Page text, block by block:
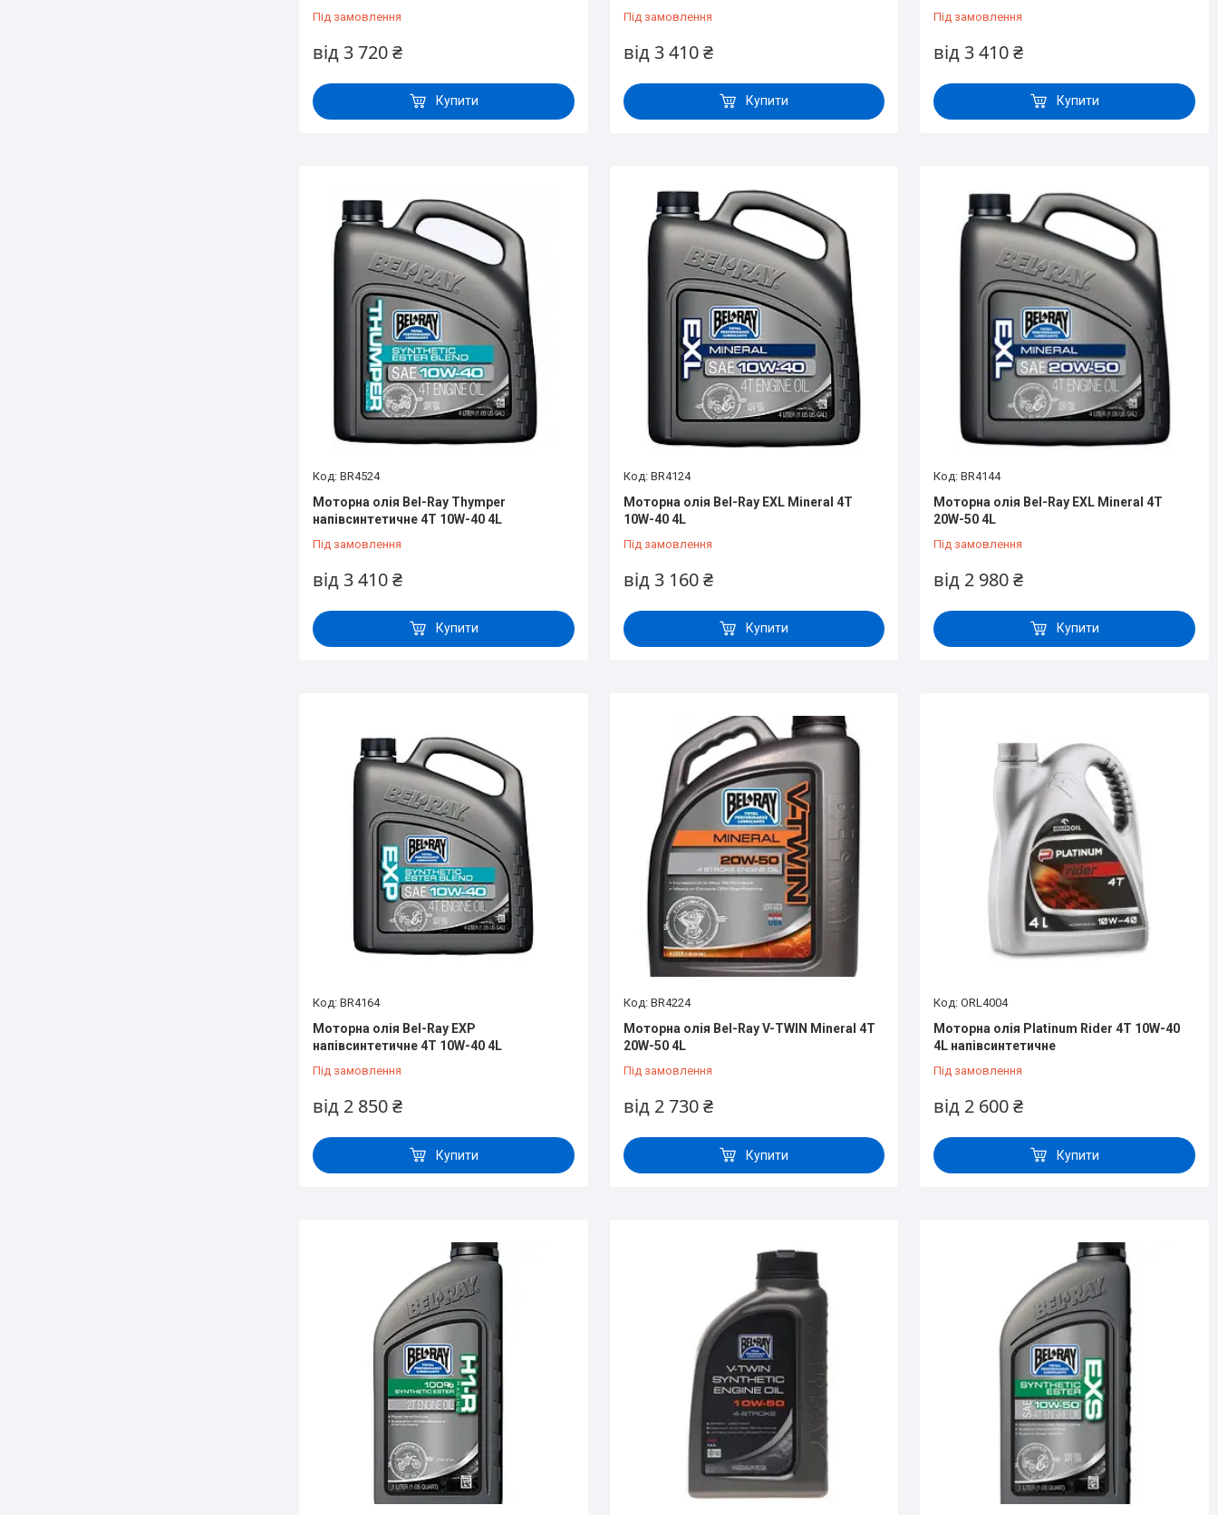
Під замовлення
від 3 720 ₴
Купити
Під замовлення
від 3 410 ₴
Купити
Під замовлення
від 3 410 ₴
Купити
BR4524
Моторна олія Bel-Ray Thymper
напівсинтетичне 4T 10W-40 4L
Під замовлення
від 3 410 ₴
Купити
BR4124
Моторна олія Bel-Ray EXL Mineral 4T
10W-40 4L
Під замовлення
від 3 160 ₴
Купити
BR4144
Моторна олія Bel-Ray EXL Mineral 4T
20W-50 4L
Під замовлення
від 2 980 ₴
Купити
BR4164
Моторна олія Bel-Ray EXP
напівсинтетичне 4T 10W-40 4L
Під замовлення
від 2 850 ₴
Купити
BR4224
Моторна олія Bel-Ray V-TWIN Mineral 4T
20W-50 4L
Під замовлення
від 2 730 ₴
Купити
ORL4004
Моторна олія Platinum Rider 4T 10W-40
4L напівсинтетичне
Під замовлення
від 2 600 ₴
Купити